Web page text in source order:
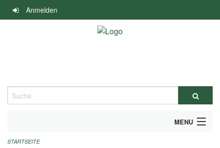
Navigation
überspringen
Anmelden
Suche
MENU
ALLGEMEINE INFORMATIONEN
STARTSEITE